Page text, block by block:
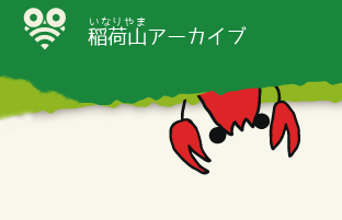
稲荷山
いなりやま
アーカイブ